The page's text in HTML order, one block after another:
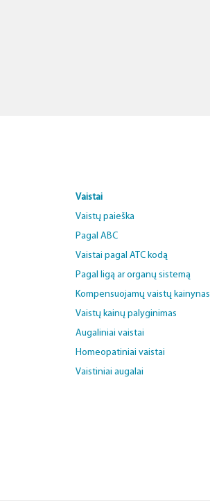
Vaistai
Vaistų paieška
Pagal ABC
Vaistai pagal ATC kodą
Pagal ligą ar organų sistemą
Kompensuojamų vaistų kainynas
Vaistų kainų palyginimas
Augaliniai vaistai
Homeopatiniai vaistai
Vaistiniai augalai